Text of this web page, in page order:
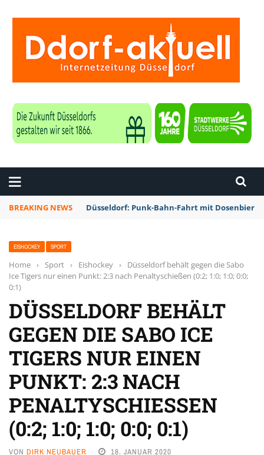
BREAKING NEWS Düsseldorf: Punk-Bahn-Fahrt mit Dosenbier
EISHOCKEY SPORT
Home › Sport › Eishockey ›
Düsseldorf behält gegen die Sabo
Ice Tigers nur einen Punkt: 2:3 nach Penaltyschießen (0:2; 1:0; 1:0; 0:0;
0:1)
DÜSSELDORF BEHÄLT
GEGEN DIE SABO ICE
TIGERS NUR EINEN
PUNKT: 2:3 NACH
PENALTYSCHIESSEN (
0:2; 1:0; 1:0; 0:0; 0:1)
VON DIRK NEUBAUER 18. JANUAR 2020